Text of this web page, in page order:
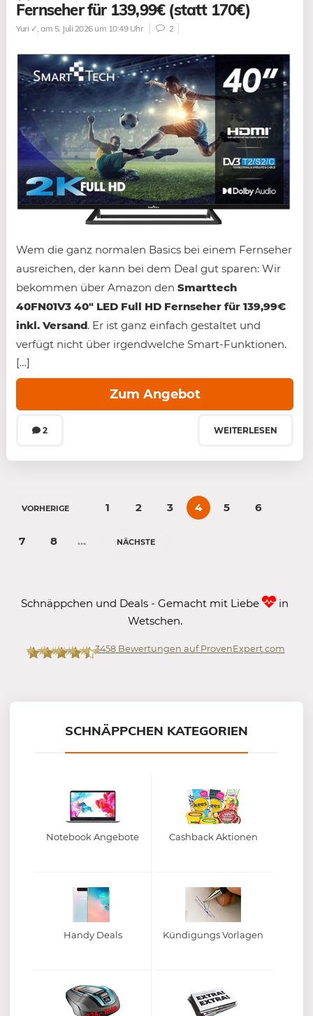
Fernseher für 139,99€ (statt 170€)
Yuri ✓ , am 5. Juli 2026 um 10:49 Uhr 2
Wem die ganz normalen Basics bei einem Fernseher
ausreichen, der kann bei dem Deal gut sparen: Wir
bekommen über Amazon den Smarttech
40FN01V3 40″ LED Full HD Fernseher für 139,99€
inkl. Versand. Er ist ganz einfach gestaltet und
verfügt nicht über irgendwelche Smart-Funktionen.
[…]
2
Zum Angebot
WEITERLESEN
VORHERIGE 1 2 3 4 5 6
7 8 … NÄCHSTE
Schnäppchen und Deals - Gemacht mit Liebe
in
Wetschen.
3458Bewertungen auf ProvenExpert.com
SCHNÄPPCHEN KATEGORIEN
Notebook Angebote Cashback Aktionen
Handy Deals Kündigungs Vorlagen